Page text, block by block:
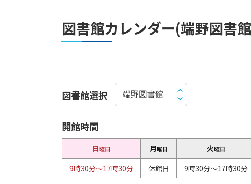
ー
ド
図書館カレンダー(端野図書
ー
内
目
開
図書館選択
開館時間
日曜日 月曜日 火曜日
9時30分～17時30分 休館日 9時30分～17時30分